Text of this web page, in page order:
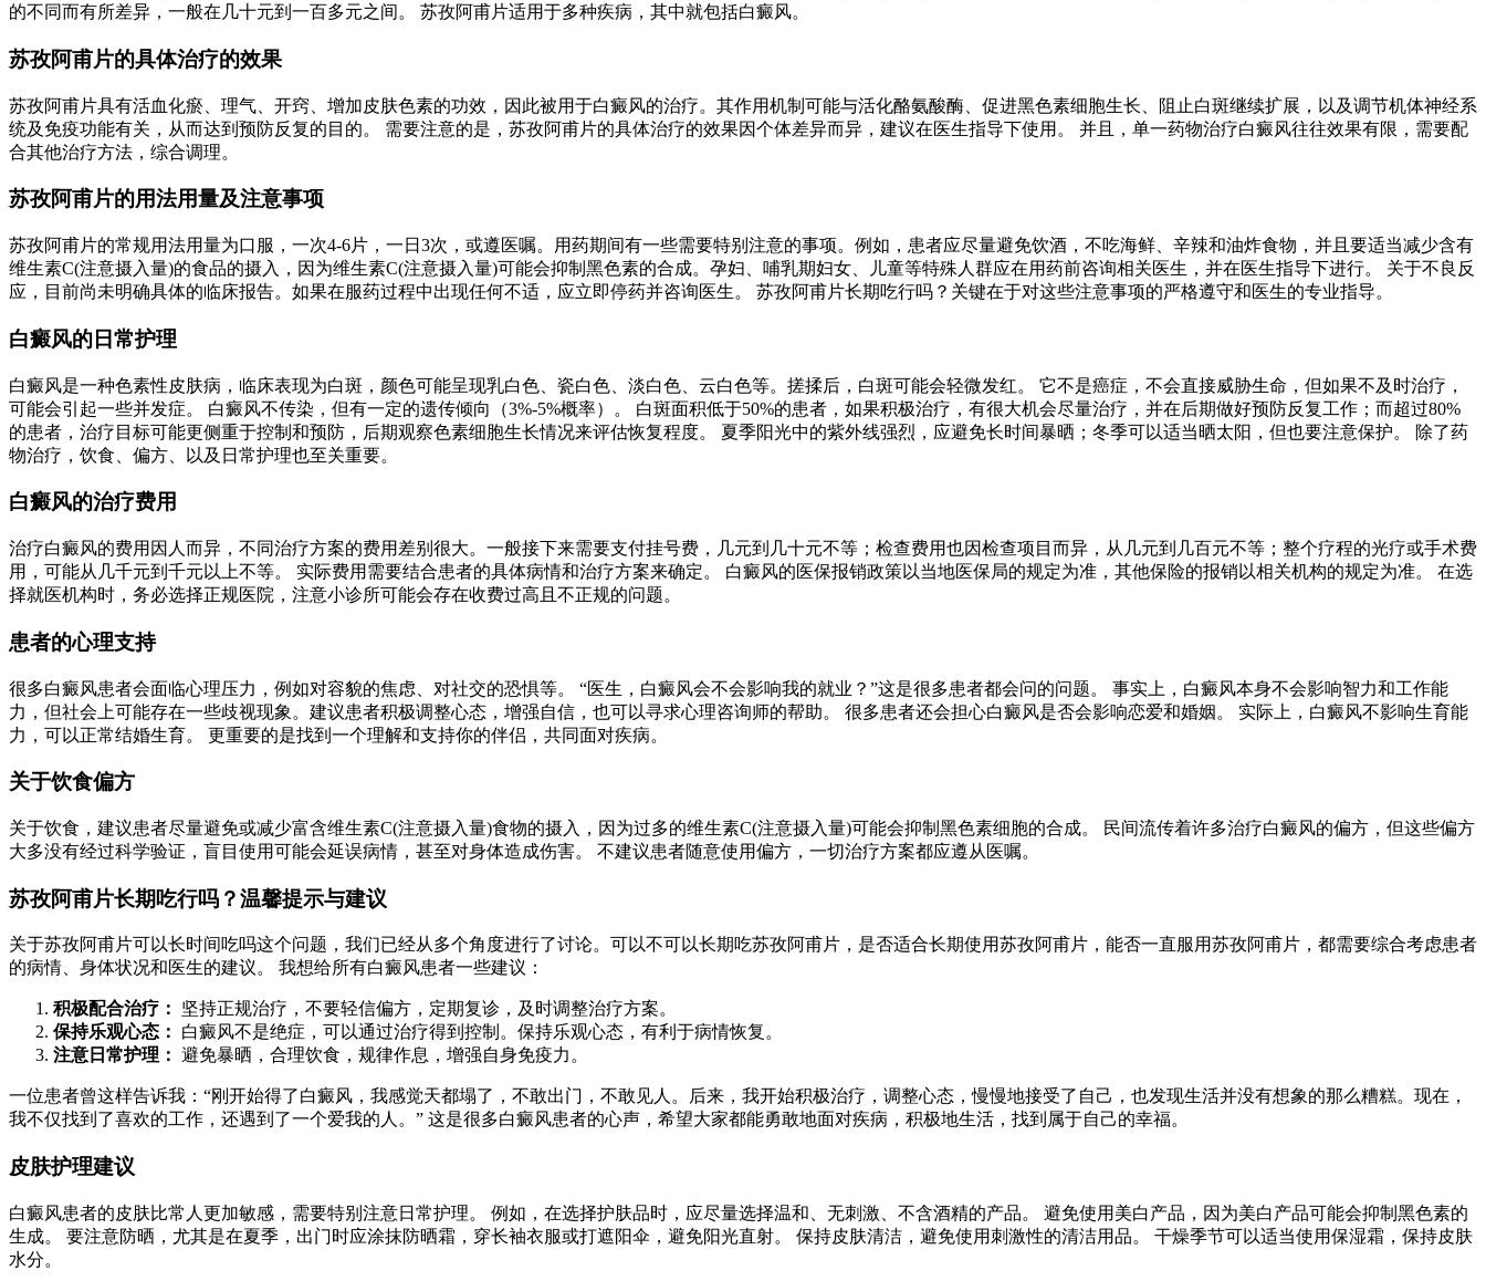
的不同而有所差异，一般在几十元到一百多元之间。 苏孜阿甫片适用于多种疾病，其中就包括白癜风。
苏孜阿甫片的具体治疗的效果
苏孜阿甫片具有活血化瘀、理气、开窍、增加皮肤色素的功效，因此被用于白癜风的治疗。其作用机制可能与活化酪氨酸酶、促进黑色素细胞生长、阻止白斑继续扩展，以及调节机体神经系
统及免疫功能有关，从而达到预防反复的目的。 需要注意的是，苏孜阿甫片的具体治疗的效果因个体差异而异，建议在医生指导下使用。 并且，单一药物治疗白癜风往往效果有限，需要配
合其他治疗方法，综合调理。
苏孜阿甫片的用法用量及注意事项
苏孜阿甫片的常规用法用量为口服，一次4-6片，一日3次，或遵医嘱。用药期间有一些需要特别注意的事项。例如，患者应尽量避免饮酒，不吃海鲜、辛辣和油炸食物，并且要适当减少含有
维生素C(注意摄入量)的食品的摄入，因为维生素C(注意摄入量)可能会抑制黑色素的合成。孕妇、哺乳期妇女、儿童等特殊人群应在用药前咨询相关医生，并在医生指导下进行。 关于不良反
应，目前尚未明确具体的临床报告。如果在服药过程中出现任何不适，应立即停药并咨询医生。 苏孜阿甫片长期吃行吗？关键在于对这些注意事项的严格遵守和医生的专业指导。
白癜风的日常护理
白癜风是一种色素性皮肤病，临床表现为白斑，颜色可能呈现乳白色、瓷白色、淡白色、云白色等。搓揉后，白斑可能会轻微发红。 它不是癌症，不会直接威胁生命，但如果不及时治疗，
可能会引起一些并发症。 白癜风不传染，但有一定的遗传倾向（3%-5%概率）。 白斑面积低于50%的患者，如果积极治疗，有很大机会尽量治疗，并在后期做好预防反复工作；而超过80%
的患者，治疗目标可能更侧重于控制和预防，后期观察色素细胞生长情况来评估恢复程度。 夏季阳光中的紫外线强烈，应避免长时间暴晒；冬季可以适当晒太阳，但也要注意保护。 除了药
物治疗，饮食、偏方、以及日常护理也至关重要。
白癜风的治疗费用
治疗白癜风的费用因人而异，不同治疗方案的费用差别很大。一般接下来需要支付挂号费，几元到几十元不等；检查费用也因检查项目而异，从几元到几百元不等；整个疗程的光疗或手术费
用，可能从几千元到千元以上不等。 实际费用需要结合患者的具体病情和治疗方案来确定。 白癜风的医保报销政策以当地医保局的规定为准，其他保险的报销以相关机构的规定为准。 在选
择就医机构时，务必选择正规医院，注意小诊所可能会存在收费过高且不正规的问题。
患者的心理支持
很多白癜风患者会面临心理压力，例如对容貌的焦虑、对社交的恐惧等。 “医生，白癜风会不会影响我的就业？”这是很多患者都会问的问题。 事实上，白癜风本身不会影响智力和工作能
力，但社会上可能存在一些歧视现象。建议患者积极调整心态，增强自信，也可以寻求心理咨询师的帮助。 很多患者还会担心白癜风是否会影响恋爱和婚姻。 实际上，白癜风不影响生育能
力，可以正常结婚生育。 更重要的是找到一个理解和支持你的伴侣，共同面对疾病。
关于饮食偏方
关于饮食，建议患者尽量避免或减少富含维生素C(注意摄入量)食物的摄入，因为过多的维生素C(注意摄入量)可能会抑制黑色素细胞的合成。 民间流传着许多治疗白癜风的偏方，但这些偏方
大多没有经过科学验证，盲目使用可能会延误病情，甚至对身体造成伤害。 不建议患者随意使用偏方，一切治疗方案都应遵从医嘱。
苏孜阿甫片长期吃行吗？温馨提示与建议
关于苏孜阿甫片可以长时间吃吗这个问题，我们已经从多个角度进行了讨论。可以不可以长期吃苏孜阿甫片，是否适合长期使用苏孜阿甫片，能否一直服用苏孜阿甫片，都需要综合考虑患者
的病情、身体状况和医生的建议。 我想给所有白癜风患者一些建议：
积极配合治疗：
坚持正规治疗，不要轻信偏方，定期复诊，及时调整治疗方案。
保持乐观心态：
白癜风不是绝症，可以通过治疗得到控制。保持乐观心态，有利于病情恢复。
注意日常护理： 避免暴晒，合理饮食，规律作息，增强自身免疫力。
一位患者曾这样告诉我：“刚开始得了白癜风，我感觉天都塌了，不敢出门，不敢见人。后来，我开始积极治疗，调整心态，慢慢地接受了自己，也发现生活并没有想象的那么糟糕。现在，
我不仅找到了喜欢的工作，还遇到了一个爱我的人。” 这是很多白癜风患者的心声，希望大家都能勇敢地面对疾病，积极地生活，找到属于自己的幸福。
皮肤护理建议
白癜风患者的皮肤比常人更加敏感，需要特别注意日常护理。 例如，在选择护肤品时，应尽量选择温和、无刺激、不含酒精的产品。 避免使用美白产品，因为美白产品可能会抑制黑色素的
生成。 要注意防晒，尤其是在夏季，出门时应涂抹防晒霜，穿长袖衣服或打遮阳伞，避免阳光直射。 保持皮肤清洁，避免使用刺激性的清洁用品。 干燥季节可以适当使用保湿霜，保持皮肤
水分。